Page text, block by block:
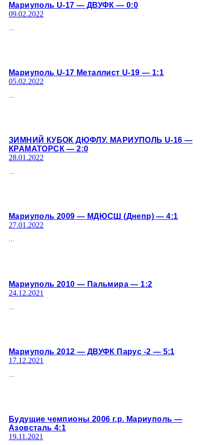
Мариуполь U-17 — ДВУФК — 0:0
09.02.2022
Мариуполь U-17 Металлист U-19 — 1:1
05.02.2022
ЗИМНИЙ КУБОК ДЮФЛУ. МАРИУПОЛЬ U-16 —
КРАМАТОРСК — 2:0
28.01.2022
...
Мариуполь 2009 — МДЮСШ (Днепр) — 4:1
27.01.2022
...
Мариуполь 2010 — Пальмира — 1:2
24.12.2021
Мариуполь 2012 — ДВУФК Парус -2 — 5:1
17.12.2021
Будущие чемпионы 2006 г.р. Мариуполь —
Азовсталь 4:1
19.11.2021